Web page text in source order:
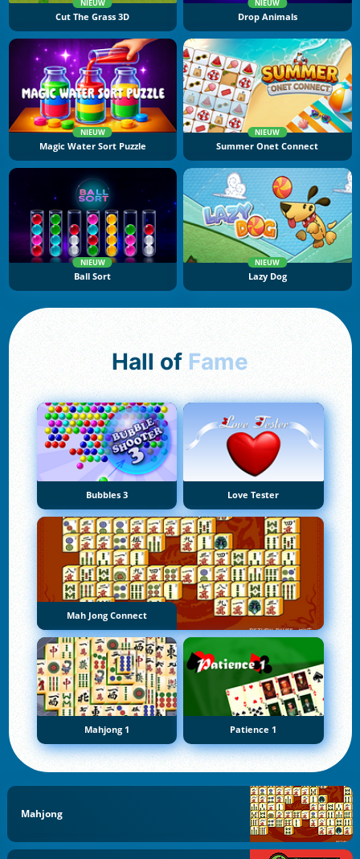
NIEUW
Cut The Grass 3D
NIEUW
Drop Animals
NIEUW
Magic Water Sort Puzzle
NIEUW
Summer Onet Connect
NIEUW
Ball Sort
NIEUW
Lazy Dog
Hall of Fame
Bubbles 3 Love Tester
Mah Jong Connect
Mahjong 1 Patience 1
Mahjong